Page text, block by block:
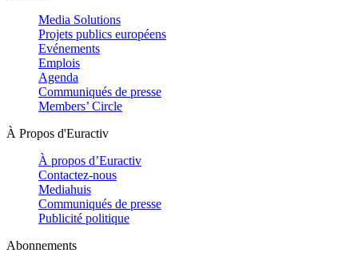
Media Solutions
Projets publics européens
Evénements
Emplois
Agenda
Communiqués de presse
Members’ Circle
À Propos d'Euractiv
À propos d’Euractiv
Contactez-nous
Mediahuis
Communiqués de presse
Publicité politique
Abonnements